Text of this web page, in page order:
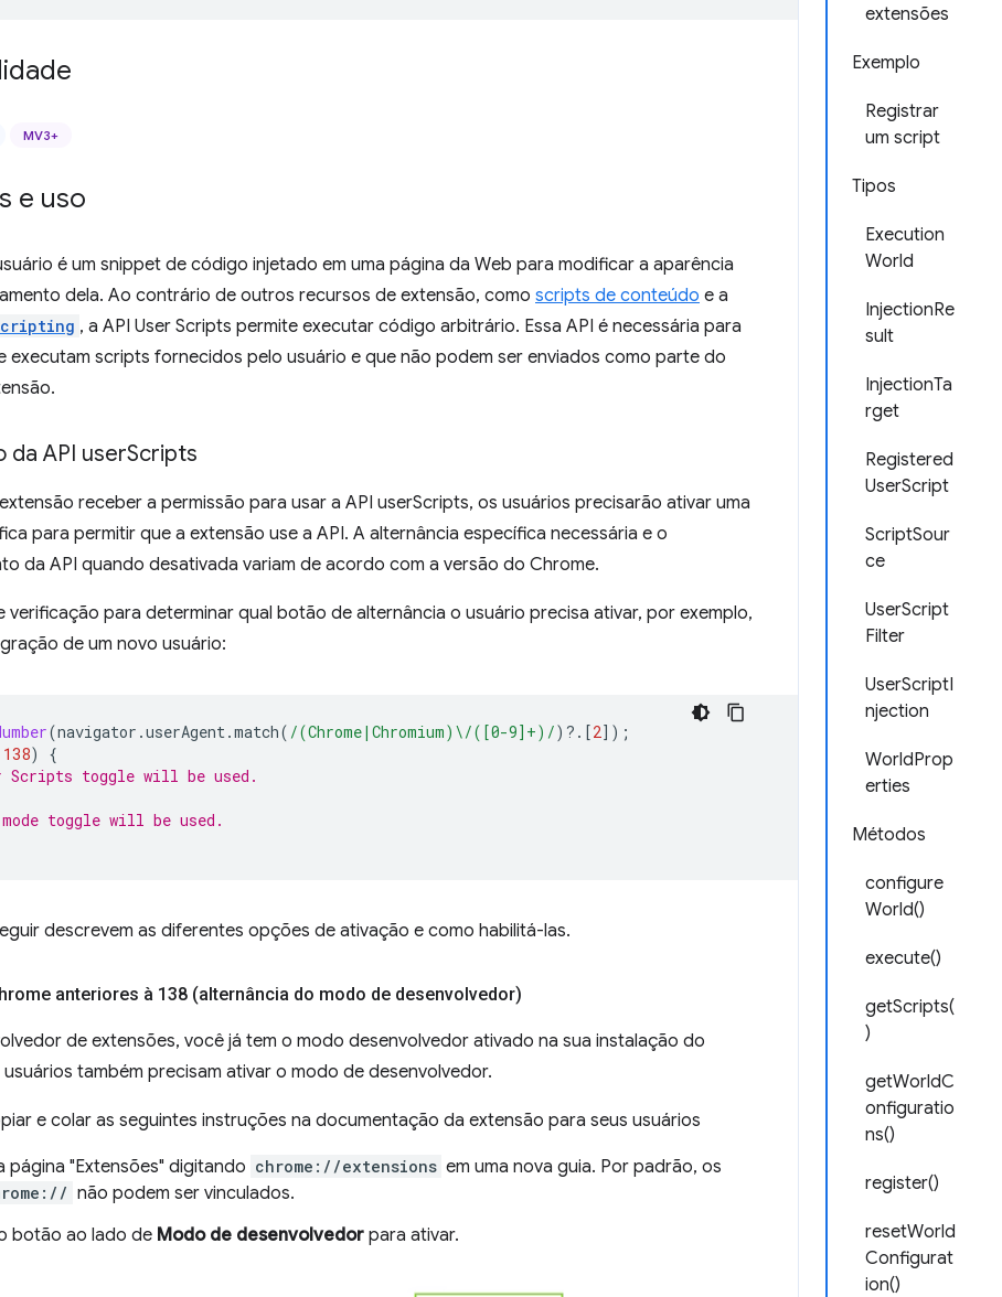
extensões
Exemplo
Registrar
um script
Tipos
Execution
World
InjectionRe
sult
InjectionTa
rget
Registered
UserScript
ScriptSour
ce
UserScript
Filter
UserScriptI
njection
WorldProp
erties
Métodos
configure
World()
execute()
getScripts(
)
getWorldC
onfiguratio
ns()
register()
resetWorld
Configurat
ion()
MV3+
e uso
é um snippet de código injetado em uma página da Web para modificar a aparência
dela. Ao contrário de outros recursos de extensão, como scripts de conteúdo e a
, a API User Scripts permite executar código arbitrário. Essa API é necessária para
executam scripts fornecidos pelo usuário e que não podem ser enviados como parte do
da API userScripts
receber a permissão para usar a API userScripts, os usuários precisarão ativar uma
para permitir que a extensão use a API. A alternância específica necessária e o
da API quando desativada variam de acordo com a versão do Chrome.
verificação para determinar qual botão de alternância o usuário precisa ativar, por exemplo,
de um novo usuário:
(navigator .userAgent.match( /(Chrome|Chromium)\/([0-9]+)/) ? .[2]);
138)
{
Scripts toggle will be used.
toggle will be used.
descrevem as diferentes opções de ativação e como habilitá-las.
anteriores à 138 (alternância do modo de desenvolvedor)
de extensões, você já tem o modo desenvolvedor ativado na sua instalação do
usuários também precisam ativar o modo de desenvolvedor.
e colar as seguintes instruções na documentação da extensão para seus usuários
página "Extensões" digitando chrome://extensions em uma nova guia. Por padrão, os
não podem ser vinculados.
botão ao lado de Modo de desenvolvedor para ativar.